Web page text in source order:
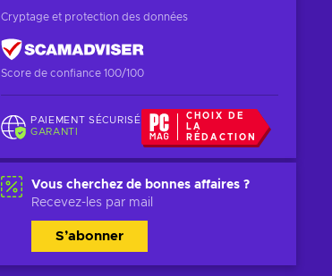
Cryptage et protection des données
Score de confiance 100/100
PAIEMENT SÉCURISÉ
GARANTI
CHOIX DE
LA
RÉDACTION
Vous cherchez de bonnes affaires ?
Recevez-les par mail
S’abonner